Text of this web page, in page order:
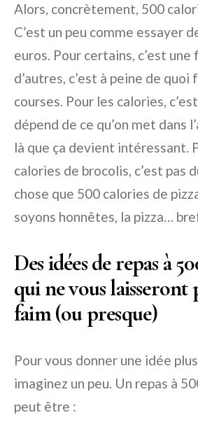
Alors, concrètement, 500
C’est un peu comme essayer
euros. Pour certains, c’est
d’autres, c’est à peine de
courses. Pour les calories,
dépend de ce qu’on met dans
là que ça devient intéressant.
calories de brocolis, c’est pas
chose que 500 calories de
soyons honnêtes, la pizza…
Des idées de repas à
qui ne vous laisseront
faim (ou presque)
Pour vous donner une idée
imaginez un peu. Un repas à
peut être :